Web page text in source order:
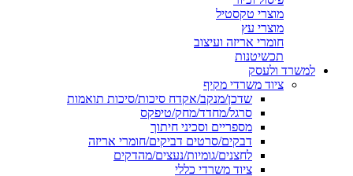
מוצרי טקסטיל
מוצרי עץ
חומרי אריזה ועיצוב
תכשיטנות
למשרד ולעסק
ציוד משרדי מקיף
שדכן/מנקב/אקדח סיכות/סיכות תואמות
סרגל/מחדד/מחק/טיפקס
מספריים וסכיני חיתוך
דבקים/סרטים דביקים/חומרי אריזה
לחצנים/גומיות/נעצים/מהדקים
ציוד משרדי כללי